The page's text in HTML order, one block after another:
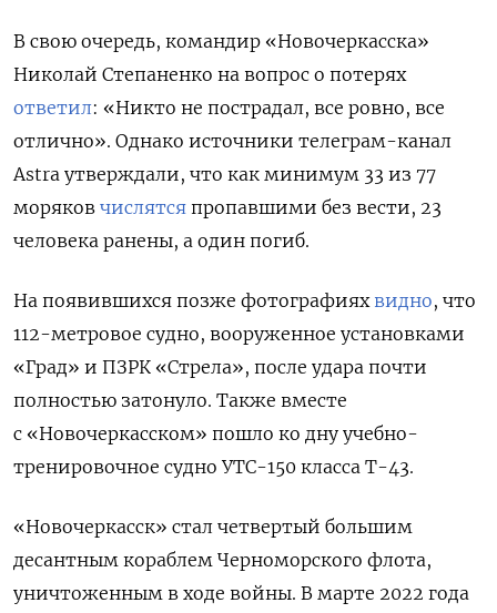
В свою очередь, командир «Новочеркасска»
Николай Степаненко на вопрос о потерях
ответил: «Никто не пострадал, все ровно, все
отлично». Однако источники телеграм-канал
Astra утверждали, что как минимум 33 из 77
моряков числятся пропавшими без вести, 23
человека ранены, а один погиб.
На появившихся позже фотографиях видно, что
112-метровое судно, вооруженное установками
«Град» и ПЗРК «Стрела», после удара почти
полностью затонуло. Также вместе
с «Новочеркасском» пошло ко дну учебно-
тренировочное судно УТС-150 класса Т-43.
«Новочеркасск» стал четвертый большим
десантным кораблем Черноморского флота,
уничтоженным в ходе войны. В марте 2022 года